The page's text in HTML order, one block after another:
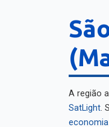
A região
SatLight .